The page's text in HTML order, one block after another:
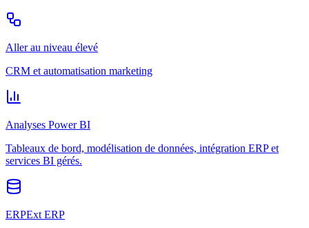
Aller au niveau élevé
CRM et automatisation marketing
Analyses Power BI
Tableaux de bord, modélisation de données, intégration ERP et
services BI gérés.
ERPExt ERP